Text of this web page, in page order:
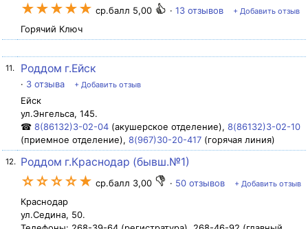
★★★★★ ср.балл 5,00 · 13 отзывов + Добавить отзыв
Горячий Ключ
11. Роддом г.Ейск
· 3 отзыва + Добавить отзыв
Ейск
ул.Энгельса, 145.
☎ 8(86132)3-02-04 (акушерское отделение), 8(86132)3-02-10
(приемное отделение), 8(967)30-20-417 (горячая линия)
12. Роддом г.Краснодар (бывш.№1)
☆☆☆☆★ ср.балл 3,00 · 50 отзывов + Добавить отзыв
Краснодар
ул.Седина, 50.